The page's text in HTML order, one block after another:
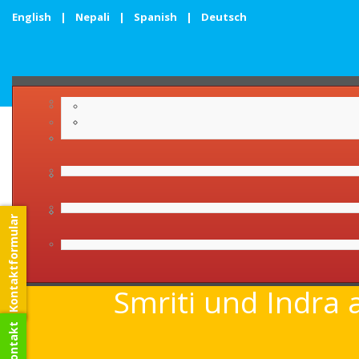
English | Nepali | Spanish | Deutsch
Namaste lieber Herr
Smriti und Indra
Kontaktformular